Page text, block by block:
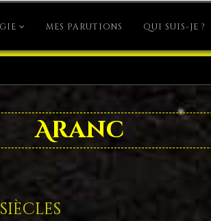
MES PARUTIONS QUI SUIS-JE ?
Aranc